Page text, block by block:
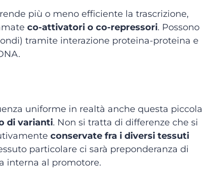
più o meno efficiente la trascrizione,
co-attivatori o co-repressori. Possono
tramite interazione proteina-proteina e
uniforme in realtà anche questa piccola
di varianti. Non si tratta di differenze che si
conservate fra i diversi tessuti
particolare ci sarà preponderanza di
interna al promotore.